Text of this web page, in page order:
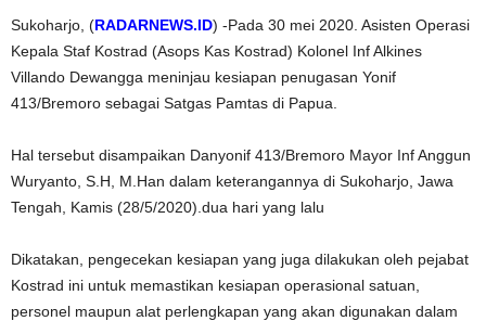
Sukoharjo, (RADARNEWS.ID) -Pada 30 mei 2020. Asisten Operasi
Kepala Staf Kostrad (Asops Kas Kostrad) Kolonel Inf Alkines
Villando Dewangga meninjau kesiapan penugasan Yonif
413/Bremoro sebagai Satgas Pamtas di Papua.
Hal tersebut disampaikan Danyonif 413/Bremoro Mayor Inf Anggun
Wuryanto, S.H, M.Han dalam keterangannya di Sukoharjo, Jawa
Tengah, Kamis (28/5/2020).dua hari yang lalu
Dikatakan, pengecekan kesiapan yang juga dilakukan oleh pejabat
Kostrad ini untuk memastikan kesiapan operasional satuan,
personel maupun alat perlengkapan yang akan digunakan dalam